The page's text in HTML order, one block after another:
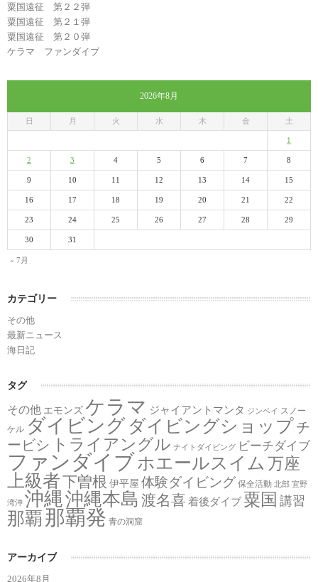
粟国遠征 第２２弾
粟国遠征 第２１弾
粟国遠征 第２０弾
ケラマ ファンダイブ
2026年8月
日 月 火 水 木 金 土
« 7月
1
2 3 4 5 6 7 8
9 10 11 12 13 14 15
16 17 18 19 20 21 22
23 24 25 26 27 28 29
30 31
カテゴリー
その他
最新ニュース
海日記
タグ
その他 エモンズ ケラマ ジャイアントマンタ ジンベイ スノー
ケル ダイビング ダイビングショップチ
ービシ トライアングル ナイトダイビング ビーチダイブ
ファンダイブホエールスイム 万座
上級者下曽根 伊平屋 体験ダイビング 保全活動 北部 宜野
湾沖 沖縄沖縄本島 渡名喜 着後ダイブ 粟国 講習
那覇 那覇発 青の洞窟
アーカイブ
2026年8月